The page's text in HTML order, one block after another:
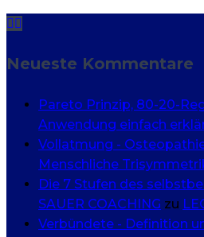
Neueste Kommentare
Pareto Prinzip, 80-20-
Anwendung einfach
Vollatmung -
Menschliche
Die 7 Stufen des
SAUER COACHING zu
Verbündete - Definition